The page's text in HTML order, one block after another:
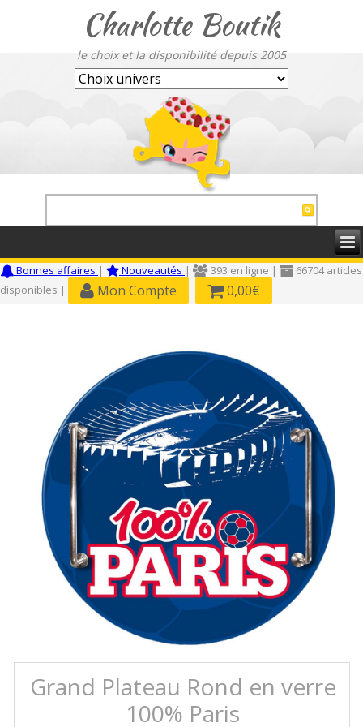
Charlotte Boutik
le choix et la disponibilité depuis 2005
Bonnes affaires | Nouveautés | 393 en ligne |
66704 articles
disponibles |
Mon Compte 0,00€
Grand Plateau Rond en verre
100% Paris